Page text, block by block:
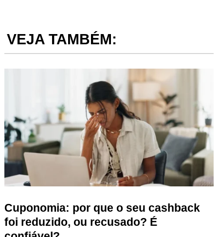
VEJA TAMBÉM:
Cuponomia: por que o seu cashback
foi reduzido, ou recusado? É